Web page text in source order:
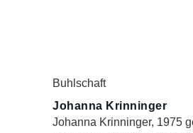
Buhlschaft
Johanna Krinninger
Johanna Krinninger, 1975